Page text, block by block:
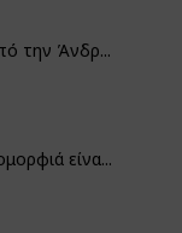
την Άνδρ...
είνα...